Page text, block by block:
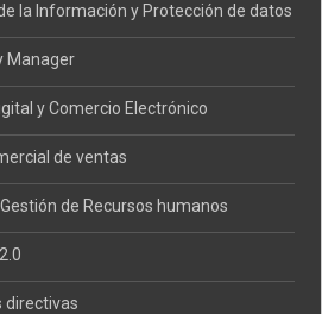
la Información y Protección de datos
Manager
y Comercio Electrónico
de ventas
de Recursos humanos
directivas